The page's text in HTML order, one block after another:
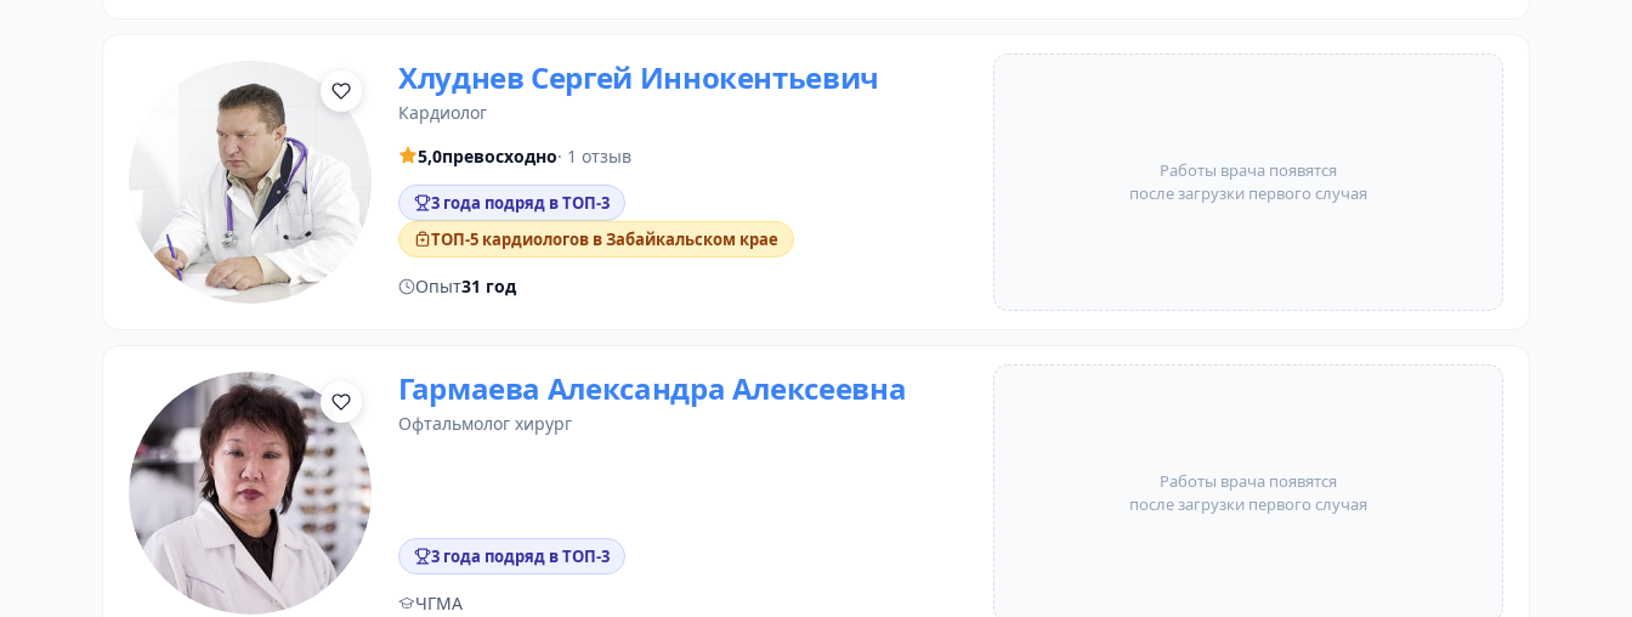
Хлуднев Сергей Иннокентьевич
кардиолог
5,0превосходно· 1 отзыв
3 года подряд в ТОП-3
ТОП-5 кардиологов в Забайкальском крае
Опыт31 год
Работы врача появятся
после загрузки первого случая
Гармаева Александра Алексеевна
офтальмолог хирург
3 года подряд в ТОП-3
ЧГМА
Работы врача появятся
после загрузки первого случая